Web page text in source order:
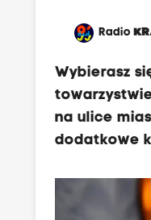
Radio
Wybierasz
na ulice
dodatkowe